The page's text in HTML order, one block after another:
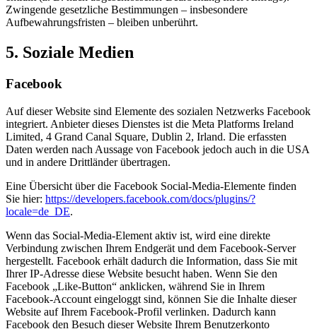
Zwingende gesetzliche Bestimmungen – insbesondere
Aufbewahrungsfristen – bleiben unberührt.
5. Soziale Medien
Facebook
Auf dieser Website sind Elemente des sozialen Netzwerks Facebook
integriert. Anbieter dieses Dienstes ist die Meta Platforms Ireland
Limited, 4 Grand Canal Square, Dublin 2, Irland. Die erfassten
Daten werden nach Aussage von Facebook jedoch auch in die USA
und in andere Drittländer übertragen.
Eine Übersicht über die Facebook Social-Media-Elemente finden
Sie hier: https://developers.facebook.com/docs/plugins/?
locale=de_DE.
Wenn das Social-Media-Element aktiv ist, wird eine direkte
Verbindung zwischen Ihrem Endgerät und dem Facebook-Server
hergestellt. Facebook erhält dadurch die Information, dass Sie mit
Ihrer IP-Adresse diese Website besucht haben. Wenn Sie den
Facebook „Like-Button“ anklicken, während Sie in Ihrem
Facebook-Account eingeloggt sind, können Sie die Inhalte dieser
Website auf Ihrem Facebook-Profil verlinken. Dadurch kann
Facebook den Besuch dieser Website Ihrem Benutzerkonto